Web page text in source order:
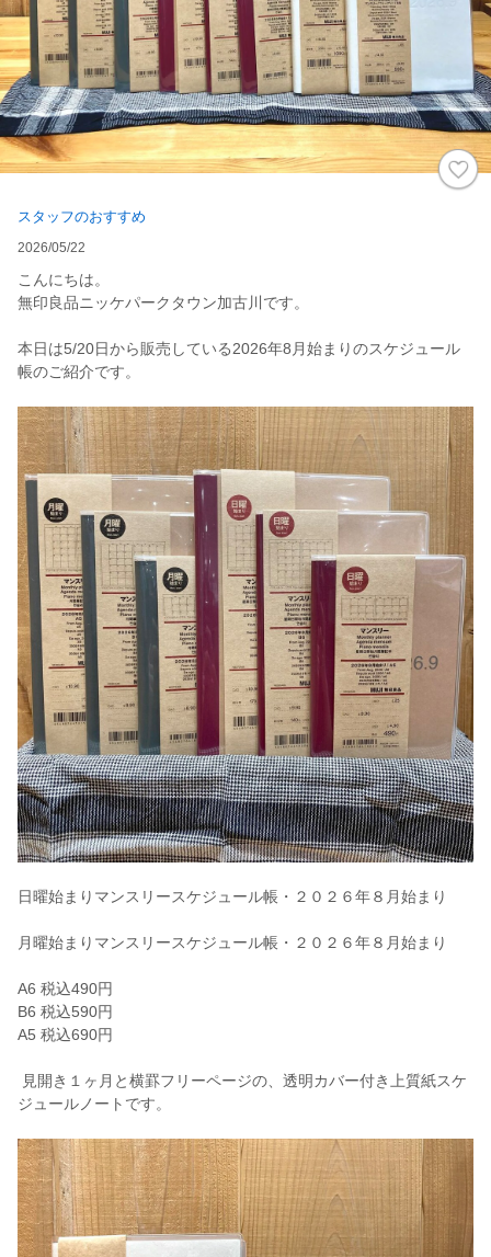
スタッフのおすすめ
2026/05/22
こんにちは。
無印良品ニッケパークタウン加古川です。
本日は5/20日から販売している2026年8月始まりのスケジュール
帳のご紹介です。
日曜始まりマンスリースケジュール帳・２０２６年８月始まり
月曜始まりマンスリースケジュール帳・２０２６年８月始まり
A6 税込490円
B6 税込590円
A5 税込690円
見開き１ヶ月と横罫フリーページの、透明カバー付き上質紙スケ
ジュールノートです。